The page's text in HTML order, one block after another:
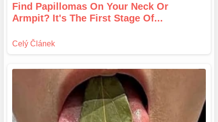
Find Papillomas On Your Neck Or
Armpit? It's The First Stage Of...